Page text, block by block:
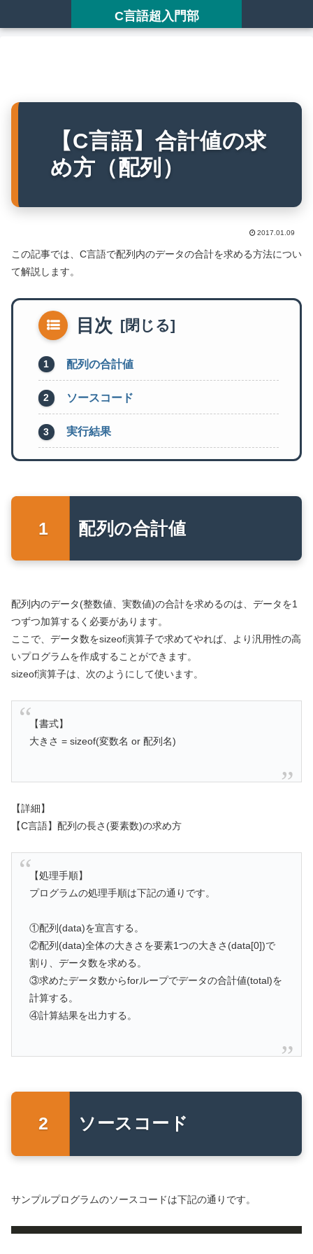
C言語超入門部
【C言語】合計値の求
め方（配列）
2017.01.09
この記事では、C言語で配列内のデータの合計を求める方法につい
て解説します。
目次
配列の合計値
ソースコード
実行結果
配列の合計値
配列内のデータ(整数値、実数値)の合計を求めるのは、データを1
つずつ加算するく必要があります。
ここで、データ数をsizeof演算子で求めてやれば、より汎用性の高
いプログラムを作成することができます。
sizeof演算子は、次のようにして使います。
【書式】
大きさ = sizeof(変数名 or 配列名)
【詳細】
【C言語】配列の長さ(要素数)の求め方
【処理手順】
プログラムの処理手順は下記の通りです。
①配列(data)を宣言する。
②配列(data)全体の大きさを要素1つの大きさ(data[0])で
割り、データ数を求める。
③求めたデータ数からforループでデータの合計値(total)を
計算する。
④計算結果を出力する。
ソースコード
サンプルプログラムのソースコードは下記の通りです。